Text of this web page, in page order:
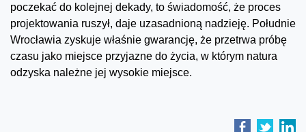
poczekać do kolejnej dekady, to świadomość, że proces
projektowania ruszył, daje uzasadnioną nadzieję. Południe
Wrocławia zyskuje właśnie gwarancję, że przetrwa próbę
czasu jako miejsce przyjazne do życia, w którym natura
odzyska należne jej wysokie miejsce.